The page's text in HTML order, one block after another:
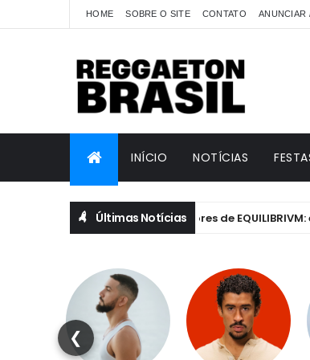
HOME SOBRE O SITE CONTATO ANUNCIAR
INÍCIO NOTÍCIAS
Últimas Notícias
Anitta revela bastidores de EQUILIBRIVM:
❮